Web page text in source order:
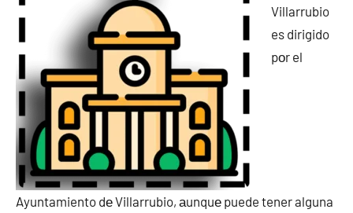
Villarrubio
es dirigido
pοr el
Ayuntamiento dе Villarrubio, аunquе puede tener alguna